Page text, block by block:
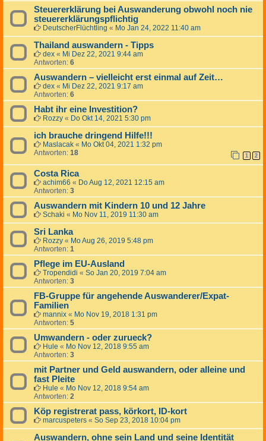
Steuererklärung bei Auswanderung obwohl noch nie
steuererklärungspflichtig
DeutscherFlüchtling « Mo Jan 24, 2022 11:40 am
Thailand auswandern - Tipps
dex « Mi Dez 22, 2021 9:44 am
Antworten: 6
Auswandern – vielleicht erst einmal auf Zeit…
dex « Mi Dez 22, 2021 9:17 am
Antworten: 6
Habt ihr eine Investition?
Rozzy « Do Okt 14, 2021 5:30 pm
ich brauche dringend Hilfe!!!
Maslacak « Mo Okt 04, 2021 1:32 pm
Antworten: 18 1 2
Costa Rica
achim66 « Do Aug 12, 2021 12:15 am
Antworten: 3
Auswandern mit Kindern 10 und 12 Jahre
Schaki « Mo Nov 11, 2019 11:30 am
Sri Lanka
Rozzy « Mo Aug 26, 2019 5:48 pm
Antworten: 1
Pflege im EU-Ausland
Tropendidi « So Jan 20, 2019 7:04 am
Antworten: 3
FB-Gruppe für angehende Auswanderer/Expat-
Familien
mannix « Mo Nov 19, 2018 1:31 pm
Antworten: 5
Umwandern - oder zurueck?
Hule « Mo Nov 12, 2018 9:55 am
Antworten: 3
mit Partner und Geld auswandern, oder alleine und
fast Pleite
Hule « Mo Nov 12, 2018 9:54 am
Antworten: 2
Köp registrerat pass, körkort, ID-kort
marcuspeters « So Sep 23, 2018 10:04 pm
Auswandern, ohne sein Land und seine Identität